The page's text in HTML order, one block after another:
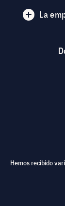
La
Hemos recibido